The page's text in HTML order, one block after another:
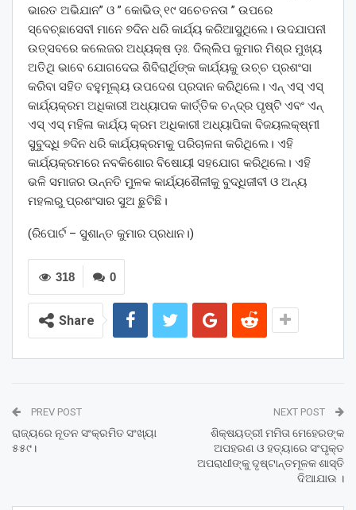
ଭାରତ ଅଭିଯାନ” ଓ ” କୋଭିଡ୍ ୧୯ ସଚେତନତା ” ଉପରେ
ସ୍ବେଚ୍ଛାସେବୀ ମାନେ ୭ଦିନ ଧରି କାର୍ଯ୍ୟ କରିଆସୁଥିଲେ। ଉଦଯାପନୀ
ଉତ୍ସବରେ କଲେଜର ଅଧ୍ୟକ୍ଷ ଡ଼ଃ. ଦିଲ୍ଲିପ କୁମାର ମିଶ୍ର ମୁଖ୍ୟ
ଅତିଥି ଭାବେ ଯୋଗଦେଇ ଶିବିରାର୍ଥିଙ୍କ କାର୍ଯ୍ୟକୁ ଉଚ୍ଚ ପ୍ରଶଂସା
କରିବା ସହିତ ବହୁମୂଲ୍ୟ ଉପଦେଶ ପ୍ରଦାନ କରିଥିଲେ। ଏନ୍ ଏସ୍ ଏସ୍
କାର୍ଯ୍ୟକ୍ରମ ଅଧିକାରୀ ଅଧ୍ୟାପକ କାର୍ତ୍ତିକ ଚନ୍ଦ୍ର ପୃଷ୍ଟି ଏବଂ ଏନ୍
ଏସ୍ ଏସ୍ ମହିଳା କାର୍ଯ୍ୟ କ୍ରମ ଅଧିକାରୀ ଅଧ୍ୟାପିକା ବିଜୟଲକ୍ଷ୍ମୀ
ସୁବୁଦ୍ଧି ୭ଦିନ ଧରି କାର୍ଯ୍ୟକ୍ରମକୁ ପରିଚାଳନା କରିଥିଲେ। ଏହି
କାର୍ଯ୍ୟକ୍ରମରେ ନବକିଶୋର ବିଷୋୟୀ ସହଯୋଗ କରିଥିଲେ। ଏହି
ଭଳି ସମାଜର ଉନ୍ନତି ମୁଳକ କାର୍ଯ୍ୟଶୈଳୀକୁ ବୁଦ୍ଧିଜୀବୀ ଓ ଅନ୍ୟ
ମହଲରୁ ପ୍ରଶଂସାର ସୁଅ ଛୁଟିଛି।
(ରିପୋର୍ଟ – ସୁଶାନ୍ତ କୁମାର ପ୍ରଧାନ।)
0
318
Share
PREV POST
ରାଜ୍ୟରେ ନୂତନ ସଂକ୍ରମିତ ସଂଖ୍ୟା
୫୫୯।
NEXT POST
ଶିକ୍ଷୟତ୍ରୀ ମମିତା ମେହେରଙ୍କ
ଅପହରଣ ଓ ହତ୍ୟାରେ ସଂପୃକ୍ତ
ଅପରାଧୀଙ୍କୁ ଦୃଷ୍ଟାନ୍ତମୂଳକ ଶାସ୍ତି
ଦିଆଯାଉ ।